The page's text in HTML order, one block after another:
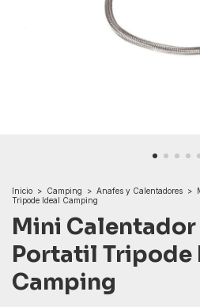
Inicio > Camping > Anafes y Calentadores >
Tripode Ideal Camping
Mini
Portatil Tripode
Camping